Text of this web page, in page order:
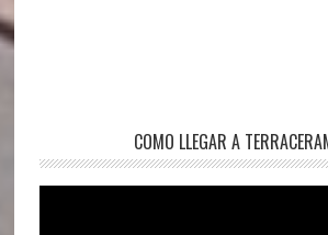
COMO LLEGAR A